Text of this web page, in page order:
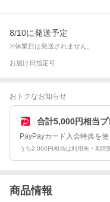
8/10に発送予定
※休業日は発送されません。
お届け日指定可
おトクなお知らせ
合計5,000円相当プ
PayPayカード入会特典を使
うち2,000円相当は利用先・期間
商品情報